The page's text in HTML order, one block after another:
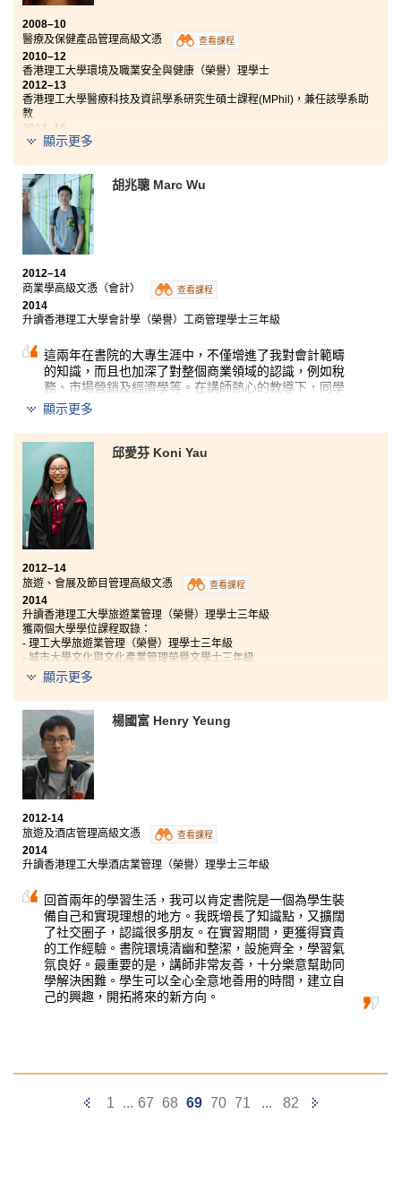
2008–10
醫療及保健產品管理高級文憑
查看課程
2010–12
香港理工大學環境及職業安全與健康（榮譽）理學士
2012–13
香港理工大學醫療科技及資訊學系研究生碩士課程(MPhil)，兼任該學系助
教
2014–16
香港理工大學醫療科技及資訊學系博士課程(Doctor of Philosophy, PhD)
於本地大專院校任教
「講師十分用心教學，經常分享他們在業界工作的經驗，有趣之
餘，亦讓我獲益不淺。課程內容十分實用，有助同學升學或就
業。除了書本上的知識外，書院還提供不少寶貴的實習機會。暑
假期間，我曾到一間具規模的醫療及保健產品公司進行實習，讓
我了解業界的工作情況，非常有用。」兩年的高級文憑課程，不
單給予我入讀大學的機會，而在書院學習到的知識，加上從工作
實習中得到的經驗，讓我更容易適應大學生活，學習時更得心應
手。我最終以一級榮譽的成績畢業，繼續升讀相關的研究生碩士
Philosophy (PhD)，並兼任該學系的助教。
顯示更多
胡兆聰 Marc Wu
2012–14
商業學高級文憑（會計）
查看課程
2014
升讀香港理工大學會計學（榮譽）工商管理學士三年級
這兩年在書院的大專生涯中，不僅增進了我對會計範疇
的知識，而且也加深了對整個商業領域的認識，例如稅
務、市場營銷及經濟學等。在講師熱心的教導下，同學
們都發奮向上，為書院營造了一個愉快的學習環境。此
外，書院不時舉辦一些升學講座、會計比賽、實習計劃
和遊學團，不但提供有用的資訊，更創造不少寶貴的學
習經歷。升學輔導主任亦十分積極為我提供建議和升學
方向，讓我能時刻做好準備，應付新的挑戰。兩年來的
努力讓我明白到，永遠不要低估自己的能力，前途是掌
握於自己的手中。
顯示更多
邱愛芬 Koni Yau
2012–14
旅遊、會展及節目管理高級文憑
查看課程
2014
升讀香港理工大學旅遊業管理（榮譽）理學士三年級
獲兩個大學學位課程取錄：
- 理工大學旅遊業管理（榮譽）理學士三年級
- 城市大學文化與文化產業管理榮譽文學士三年級
請行內不同的專業人士，分享行業的發展情況。另外，
講師們亦會盡力協助同學的學習，甚至引導同學規劃未
來。課程亦給予許多不同類型的實習機會，例如參與香
港國際七人欖球賽的工作和旅行社暑期實習等，擴闊視
野，更深入了解旅遊及會展管理業的性質，學習策劃及
管理大型項目的實用知識。我曾獲派到專業旅運作三個
月的暑期實習，令我更了解旅行社的運作，增加對這個
行業的興趣。
顯示更多
楊國富 Henry Yeung
2012-14
旅遊及酒店管理高級文憑
查看課程
2014
升讀香港理工大學酒店業管理（榮譽）理學士三年級
回首兩年的學習生活，我可以肯定書院是一個為學生裝
備自己和實現理想的地方。我既增長了知識點，又擴闊
了社交圈子，認識很多朋友。在實習期間，更獲得寶貴
的工作經驗。書院環境清幽和整潔，設施齊全，學習氣
氛良好。最重要的是，講師非常友善，十分樂意幫助同
學解決困難。學生可以全心全意地善用的時間，建立自
己的興趣，開拓將來的新方向。
Previous
1 ... 67 68 69 70 71 ... 82